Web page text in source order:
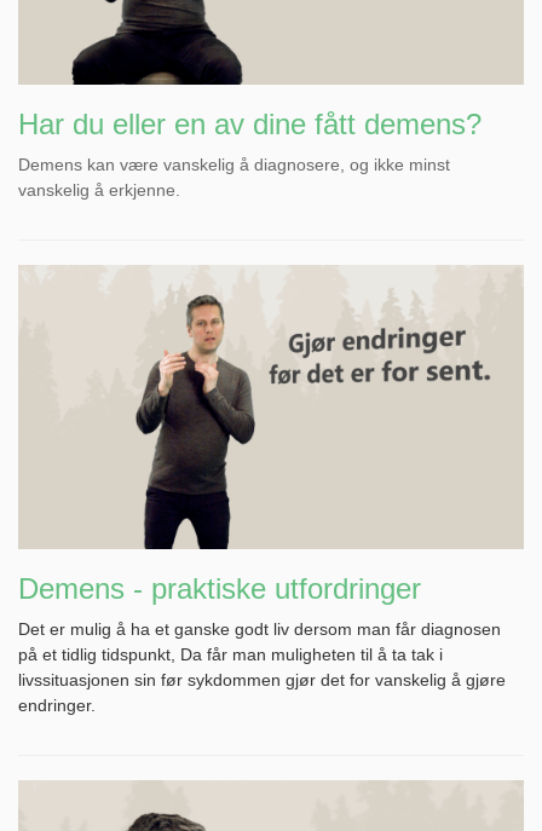
Har du eller en av dine fått demens?
Demens kan være vanskelig å diagnosere, og ikke minst
vanskelig å erkjenne.
Demens - praktiske utfordringer
Det er mulig å ha et ganske godt liv dersom man får diagnosen
på et tidlig tidspunkt, Da får man muligheten til å ta tak i
livssituasjonen sin før sykdommen gjør det for vanskelig å gjøre
endringer.